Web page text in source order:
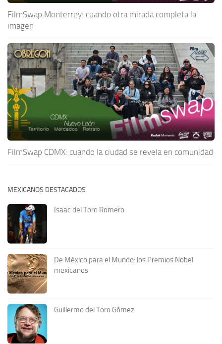
FilmSwap Monterrey: cuando otra mirada completa la
imagen
FilmSwap CDMX: cuando la ciudad se revela en comunidad
MEXICANOS DESTACADOS
Isaac del Toro Romero
De México para el Mundo: los Premios Nobel
mexicanos
Guillermo del Toro Gómez